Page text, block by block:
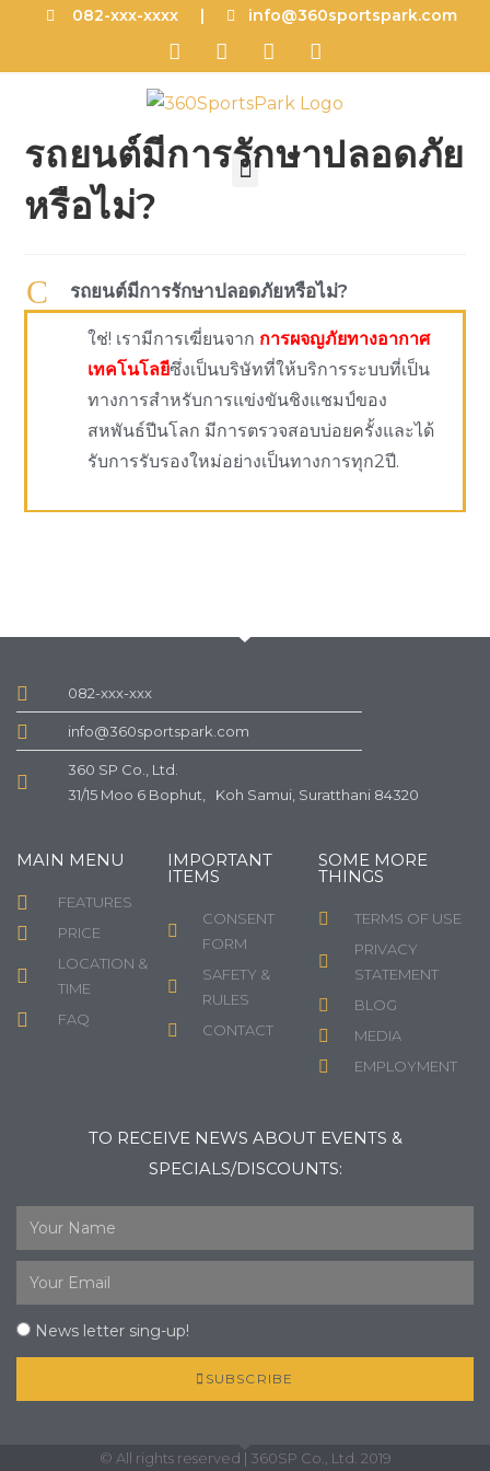
082-xxx-xxxx | info@360sportspark.com
รถยนต์มีการรักษาปลอดภัย
หรือไม่?
C รถยนต์มีการรักษาปลอดภัยหรือไม่?
ใช่! เรามีการเฆี่ยนจาก การผจญภัยทางอากาศ
เทคโนโลยีซึ่งเป็นบริษัทที่ให้บริการระบบที่เป็น
ทางการสำหรับการแข่งขันชิงแชมป์ของ
สหพันธ์ปีนโลก มีการตรวจสอบบ่อยครั้งและได้
รับการรับรองใหม่อย่างเป็นทางการทุก2ปี.
082-xxx-xxx
info@360sportspark.com
360 SP Co., Ltd.
31/15 Moo 6 Bophut, Koh Samui, Suratthani 84320
MAIN MENU
FEATURES
PRICE
LOCATION &
TIME
FAQ
IMPORTANT
ITEMS
CONSENT
FORM
SAFETY &
RULES
CONTACT
SOME MORE
THINGS
TERMS OF USE
PRIVACY
STATEMENT
BLOG
MEDIA
EMPLOYMENT
TO RECEIVE NEWS ABOUT EVENTS &
SPECIALS/DISCOUNTS:
News letter sing-up!
SUBSCRIBE
© All rights reserved | 360SP Co., Ltd. 2019